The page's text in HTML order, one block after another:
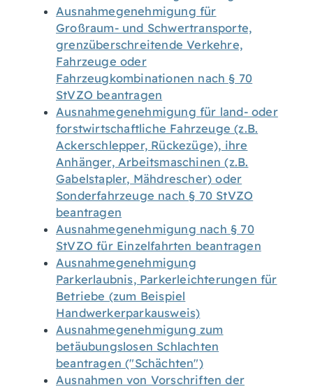
Ausnahmegenehmigung für
Großraum- und Schwertransporte,
grenzüberschreitende Verkehre,
Fahrzeuge oder
Fahrzeugkombinationen nach § 70
StVZO beantragen
Ausnahmegenehmigung für land- oder
forstwirtschaftliche Fahrzeuge (z.B.
Ackerschlepper, Rückezüge), ihre
Anhänger, Arbeitsmaschinen (z.B.
Gabelstapler, Mähdrescher) oder
Sonderfahrzeuge nach § 70 StVZO
beantragen
Ausnahmegenehmigung nach § 70
StVZO für Einzelfahrten beantragen
Ausnahmegenehmigung
Parkerlaubnis, Parkerleichterungen für
Betriebe (zum Beispiel
Handwerkerparkausweis)
Ausnahmegenehmigung zum
betäubungslosen Schlachten
beantragen ("Schächten")
Ausnahmen von Vorschriften der